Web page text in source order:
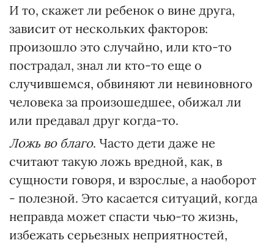
И то, скажет ли ребенок о вине друга,
зависит от нескольких факторов:
произошло это случайно, или кто-то
пострадал, знал ли кто-то еще о
случившемся, обвиняют ли невиновного
человека за произошедшее, обижал ли
или предавал друг когда-то.
Ложь во благо. Часто дети даже не
считают такую ложь вредной, как, в
сущности говоря, и взрослые, а наоборот
- полезной. Это касается ситуаций, когда
неправда может спасти чью-то жизнь,
избежать серьезных неприятностей,